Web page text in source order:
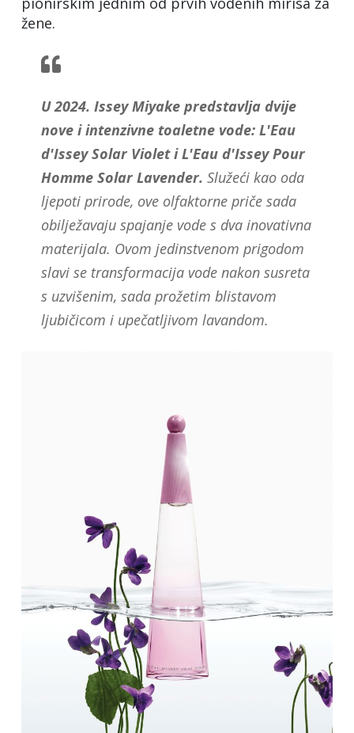
žene.
U 2024. Issey Miyake predstavlja dvije
nove i intenzivne toaletne vode: L'Eau
d'Issey Solar Violet i L'Eau d'Issey Pour
Homme Solar Lavender. Služeći kao oda
ljepoti prirode, ove olfaktorne priče sada
obilježavaju spajanje vode s dva inovativna
materijala. Ovom jedinstvenom prigodom
slavi se transformacija vode nakon susreta
s uzvišenim, sada prožetim blistavom
ljubičicom i upečatljivom lavandom.